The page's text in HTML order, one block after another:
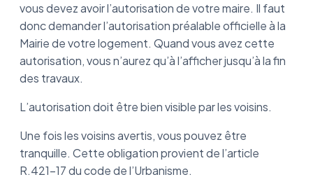
vous devez avoir l’autorisation de votre maire. Il faut
donc demander l’autorisation préalable officielle à la
Mairie de votre logement. Quand vous avez cette
autorisation, vous n’aurez qu’à l’afficher jusqu’à la fin
des travaux.
L’autorisation doit être bien visible par les voisins.
Une fois les voisins avertis, vous pouvez être
tranquille. Cette obligation provient de l’article
R.421-17 du code de l’Urbanisme.